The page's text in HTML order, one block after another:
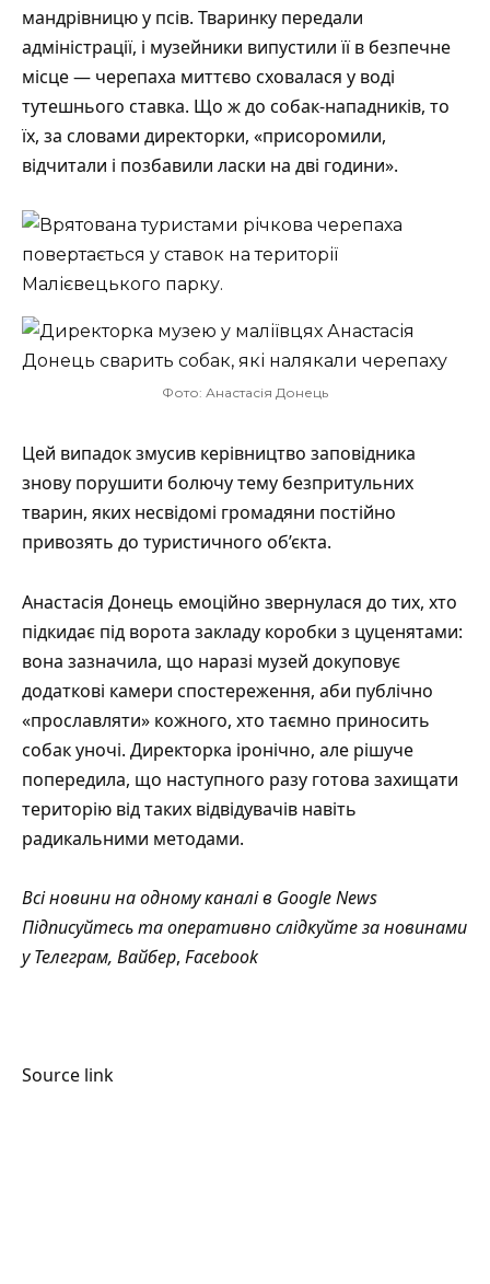
мандрівницю у псів. Тваринку передали
адміністрації, і музейники випустили її в безпечне
місце — черепаха миттєво сховалася у воді
тутешнього ставка. Що ж до собак-нападників, то
їх, за словами директорки, «присоромили,
відчитали і позбавили ласки на дві години».
Фото: Анастасія Донець
Цей випадок змусив керівництво заповідника
знову порушити болючу тему безпритульних
тварин, яких несвідомі громадяни постійно
привозять до туристичного об’єкта.
Анастасія Донець емоційно звернулася до тих, хто
підкидає під ворота закладу коробки з цуценятами:
вона зазначила, що наразі музей докуповує
додаткові камери спостереження, аби публічно
«прославляти» кожного, хто таємно приносить
собак уночі. Директорка іронічно, але рішуче
попередила, що наступного разу готова захищати
територію від таких відвідувачів навіть
радикальними методами.
Всі новини на одному каналі в Google News
Підписуйтесь та оперативно слідкуйте за новинами
уТелеграм, Вайбер, Facebook
Source link